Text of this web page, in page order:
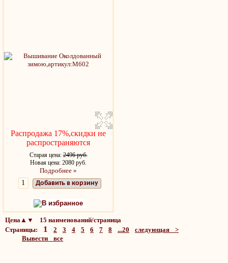
Распродажа 17%,скидки не
распространяются
Старая цена:2496 руб.
Новая цена: 2080 руб.
Подробнее »
Добавить в корзину
В избранное
Цена▲▼ 15 наименований/страница
Страницы: 1 2 3 4 5 6 7 8 ...20
следующая >
Вывести все